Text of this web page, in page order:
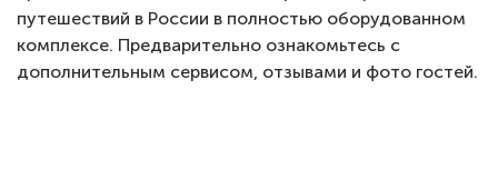
путешествий в России в полностью оборудованном
комплексе. Предварительно ознакомьтесь с
дополнительным сервисом, отзывами и фото гостей.